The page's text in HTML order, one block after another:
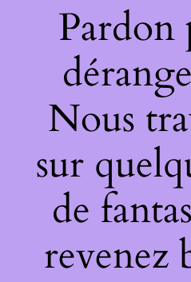
Pardon
Nous
sur
de
revenez